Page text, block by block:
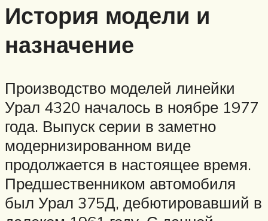
История модели и
назначение
Производство моделей линейки
Урал 4320 началось в ноябре 1977
года. Выпуск серии в заметно
модернизированном виде
продолжается в настоящее время.
Предшественником автомобиля
был Урал 375Д, дебютировавший в